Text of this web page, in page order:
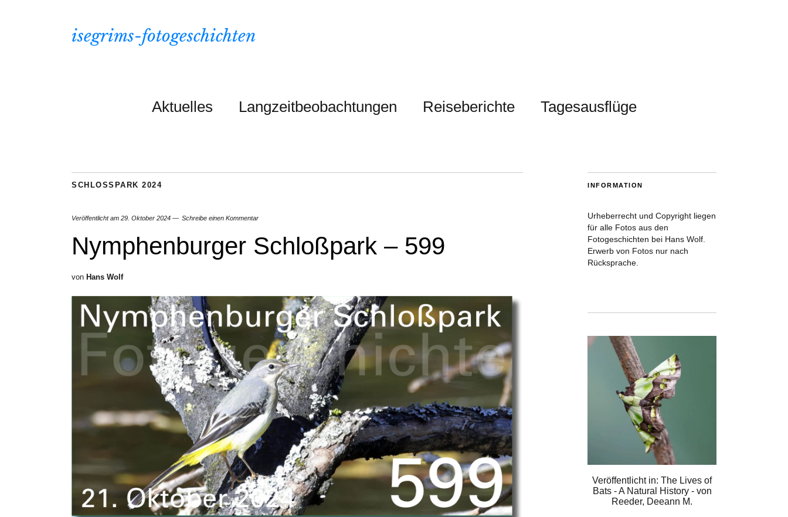
isegrims-fotogeschichten
Aktuelles Langzeitbeobachtungen Reiseberichte Tagesausflüge
SCHLOSSPARK 2024
Veröffentlicht am 29. Oktober 2024 Schreibe einen Kommentar
Nymphenburger Schloßpark – 599
von Hans Wolf
INFORMATION
Urheberrecht und Copyright liegen
für alle Fotos aus den
Fotogeschichten bei Hans Wolf.
Erwerb von Fotos nur nach
Rücksprache.
Veröffentlicht in: The Lives of
Bats - A Natural History - von
Reeder, Deeann M.